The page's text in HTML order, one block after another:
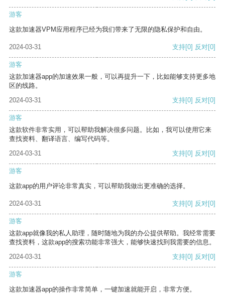
游客
这款加速器VPM应用程序已经为我们带来了无限的隐私保护和自由。
2024-03-31 支持[0] 反对[0]
游客
这款加速器app的加速效果一般，可以再提升一下，比如能够支持更多地
区的线路。
2024-03-31
支持[0] 反对[0]
游客
这款软件非常实用，可以帮助我解决很多问题。比如，我可以使用它来
查找资料、翻译语言、编写代码等。
2024-03-31
支持[0] 反对[0]
游客
这款app的用户评论非常真实，可以帮助我做出更准确的选择。
2024-03-31 支持[0] 反对[0]
游客
这款app就像我的私人助理，随时随地为我的办公提供帮助。我经常需要
查找资料，这款app的搜索功能非常强大，能够快速找到我需要的信息。
2024-03-31
支持[0] 反对[0]
游客
这款加速器app的操作非常简单，一键加速就能开启，非常方便。